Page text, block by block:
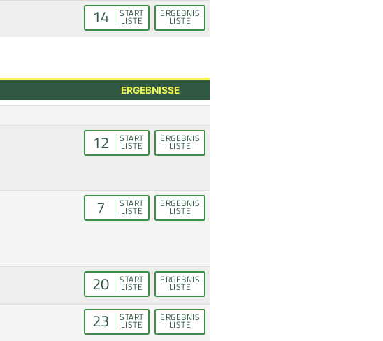
14 START
LISTE
ERGEBNIS
LISTE
ERGEBNISSE
12 START
LISTE
ERGEBNIS
LISTE
7 START
LISTE
ERGEBNIS
LISTE
20 START
LISTE
ERGEBNIS
LISTE
23 START
LISTE
ERGEBNIS
LISTE